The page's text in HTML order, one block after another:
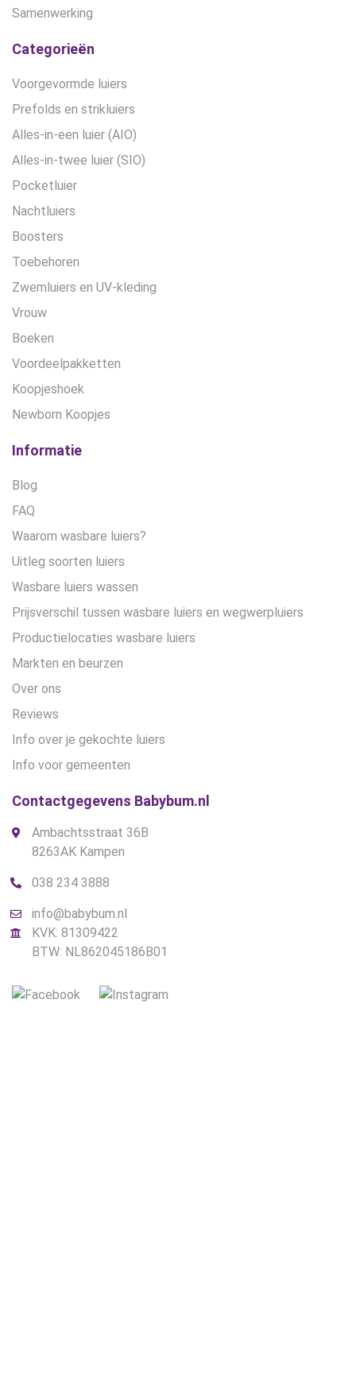
Samenwerking
Categorieën
Voorgevormde luiers
Prefolds en strikluiers
Alles-in-een luier (AIO)
Alles-in-twee luier (SIO)
Pocketluier
Nachtluiers
Boosters
Toebehoren
Zwemluiers en UV-kleding
Vrouw
Boeken
Voordeelpakketten
Koopjeshoek
Newborn Koopjes
Informatie
Blog
FAQ
Waarom wasbare luiers?
Uitleg soorten luiers
Wasbare luiers wassen
Prijsverschil tussen wasbare luiers en wegwerpluiers
Productielocaties wasbare luiers
Markten en beurzen
Over ons
Reviews
Info over je gekochte luiers
Info voor gemeenten
Contactgegevens Babybum.nl
Ambachtsstraat 36B
8263AK Kampen
038 234 3888
info@babybum.nl
KVK: 81309422
BTW: NL862045186B01